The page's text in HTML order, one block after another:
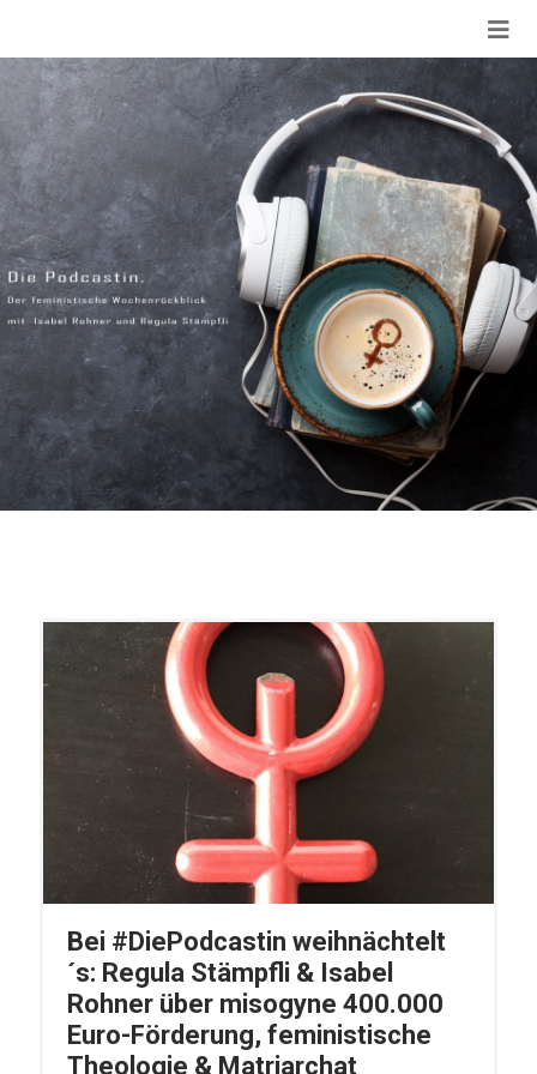
Bei #DiePodcastin weihnächtelt
´s: Regula Stämpfli & Isabel
Rohner über misogyne 400.000
Euro-Förderung, feministische
Theologie & Matriarchat